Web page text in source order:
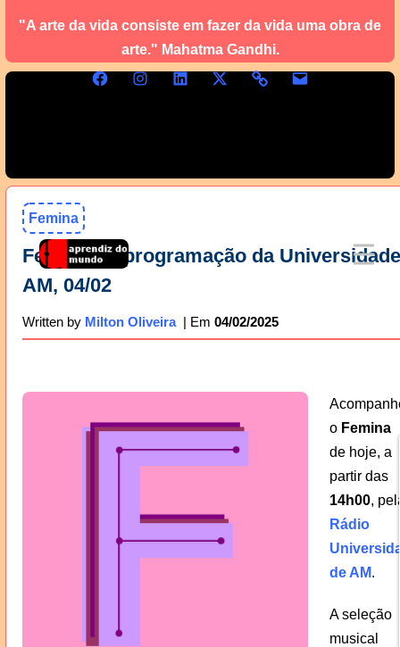
"A arte da vida consiste em fazer da vida uma obra de
arte." Mahatma Gandhi.
Femina
Femina na programação da Universidade
AM, 04/02
Written by Milton Oliveira 04/02/2025
o Femina
de hoje, a
partir das
14h00,
Rádio
de AM.
A seleção
musical